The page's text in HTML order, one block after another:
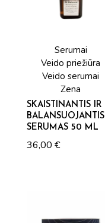
Serumai
Veido priežiūra
Veido serumai
Zena
SKAISTINANTIS IR
BALANSUOJANTIS
SERUMAS 50 ML
36,00 €